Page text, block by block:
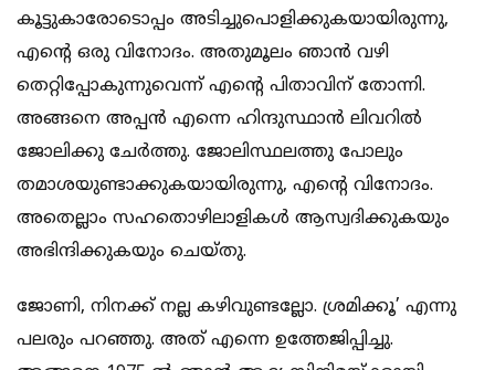
കൂട്ടുകാരോടൊപ്പം അടിച്ചുപൊളിക്കുകയായിരുന്നു,
എന്റെ ഒരു വിനോദം. അതുമൂലം ഞാന്‍ വഴി
തെറ്റിപ്പോകുന്നുവെന്ന് എന്റെ പിതാവിന് തോന്നി.
അങ്ങനെ അപ്പന്‍ എന്നെ ഹിന്ദുസ്ഥാന്‍ ലിവറില്‍
ജോലിക്കു ചേര്‍ത്തു. ജോലിസ്ഥലത്തു പോലും
തമാശയുണ്ടാക്കുകയായിരുന്നു, എന്റെ വിനോദം.
അതെല്ലാം സഹതൊഴിലാളികള്‍ ആസ്വദിക്കുകയും
അഭിന്ദിക്കുകയും ചെയ്തു.
ജോണി, നിനക്ക് നല്ല കഴിവുണ്ടല്ലോ. ശ്രമിക്കൂ’ എന്നു
പലരും പറഞ്ഞു. അത് എന്നെ ഉത്തേജിപ്പിച്ചു.